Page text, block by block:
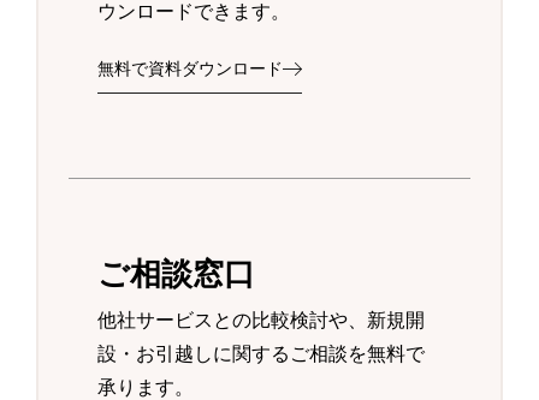
ウンロードできます。
無料で資料ダウンロード
ご相談窓口
他社サービスとの比較検討や、新規開
設・お引越しに関するご相談を無料で
承ります。